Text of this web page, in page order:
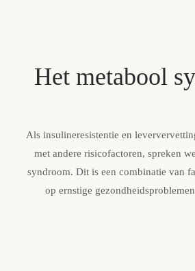
Het metabool
Als insulineresistentie en
met andere risicofactoren, spreken
syndroom. Dit is een combinatie van
op ernstige